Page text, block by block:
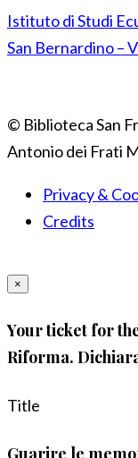
Istituto di Studi
San Bernardino –
© Biblioteca San
Antonio dei Frati
Privacy &
Credits
×
Your ticket for
Riforma.
Title
Guarire le